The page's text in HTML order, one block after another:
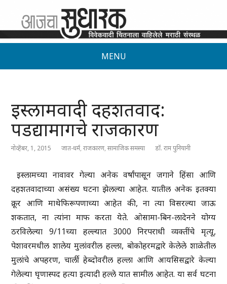
MENU
इस्लामवादी दहशतवाद:
पडद्यामागचे राजकारण
नोव्हेंबर, 1, 2015 जात-धर्म,राजकारण,सामाजिक समस्या डॉ. राम पुनियानी
इस्लामच्या नावावर गेल्या अनेक वर्षांपासून जगाने हिंसा आणि
दहशतवादाच्या असंख्य घटना झेलल्या आहेत. यातील अनेक इतक्या
क्रूर आणि माथेफिरूपणाच्या आहेत की, ना त्या विसरल्या जाऊ
शकतात, ना त्यांना माफ करता येते. ओसामा-बिन-लादेनने योग्य
ठरविलेल्या 9/11च्या हल्ल्यात 3000 निरपराधी व्यक्तींचे मृत्यू,
पेशावरमधील शालेय मुलांवरील हल्ला, बोकोहरमद्वारे केलेले शाळेतील
मुलांचे अपहरण, चार्ली हेब्दोवरील हल्ला आणि आयसिसद्वारे केल्या
गेलेल्या घृणास्पद हत्या इत्यादी हल्ले यात सामील आहेत. या सर्व घटना